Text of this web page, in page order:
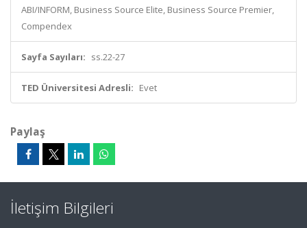
ABI/INFORM, Business Source Elite, Business Source Premier,
Compendex
Sayfa Sayıları: ss.22-27
TED Üniversitesi Adresli: Evet
Paylaş
İletişim Bilgileri